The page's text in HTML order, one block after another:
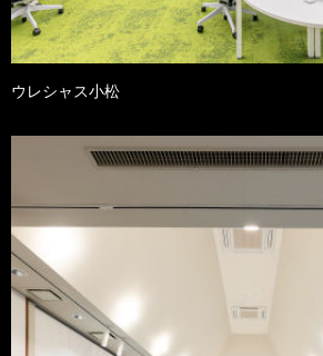
ウレシャス小松